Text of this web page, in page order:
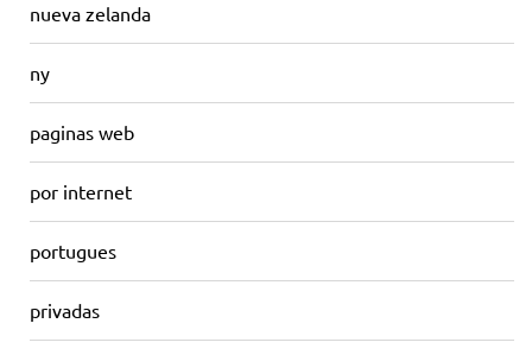
nueva zelanda
ny
paginas web
por internet
portugues
privadas